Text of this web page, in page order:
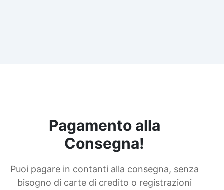
Pagamento alla
Consegna!
Puoi pagare in contanti alla consegna, senza
bisogno di carte di credito o registrazioni